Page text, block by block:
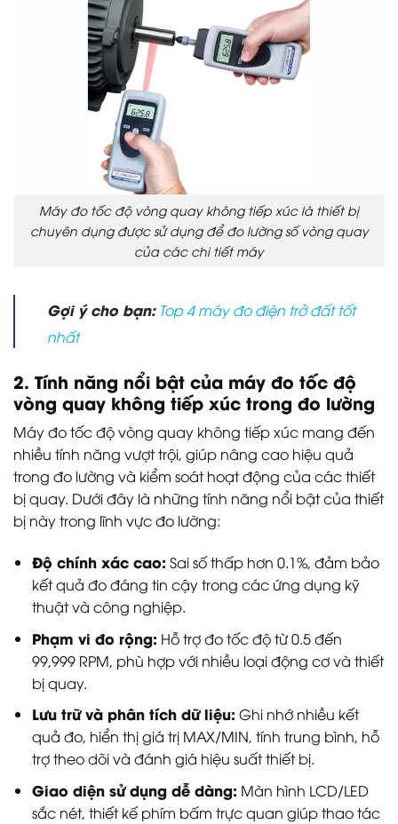
Máy đo tốc độ vòng quay không tiếp xúc là thiết bị
chuyên dụng được sử dụng để đo lường số vòng quay
của các chi tiết máy
Gợi ý cho bạn: Top 4 máy đo điện trở đất tốt
nhất
2. Tính năng nổi bật của máy đo tốc độ
vòng quay không tiếp xúc trong đo lường
Máy đo tốc độ vòng quay không tiếp xúc mang đến
nhiều tính năng vượt trội, giúp nâng cao hiệu quả
trong đo lường và kiểm soát hoạt động của các thiết
bị quay. Dưới đây là những tính năng nổi bật của thiết
bị này trong lĩnh vực đo lường:
Độ chính xác cao: Sai số thấp hơn 0.1%, đảm bảo
kết quả đo đáng tin cậy trong các ứng dụng kỹ
thuật và công nghiệp.
Phạm vi đo rộng: Hỗ trợ đo tốc độ từ 0.5 đến
99,999 RPM, phù hợp với nhiều loại động cơ và thiết
bị quay.
Lưu trữ và phân tích dữ liệu: Ghi nhớ nhiều kết
quả đo, hiển thị giá trị MAX/MIN, tính trung bình, hỗ
trợ theo dõi và đánh giá hiệu suất thiết bị.
Giao diện sử dụng dễ dàng: Màn hình LCD/LED
sắc nét, thiết kế phím bấm trực quan giúp thao tác